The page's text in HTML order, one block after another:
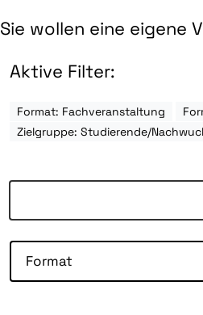
Sie wollen eine eigene
Aktive Filter:
Format: Fachveranstaltung
Zielgruppe: Studierende/
Format